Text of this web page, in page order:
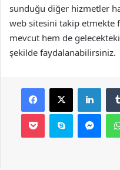
sunduğu diğer hizmetler
web sitesini takip etmekte
mevcut hem de
şekilde faydalanabilirsiniz.
Facebook
X
Pocket Skype